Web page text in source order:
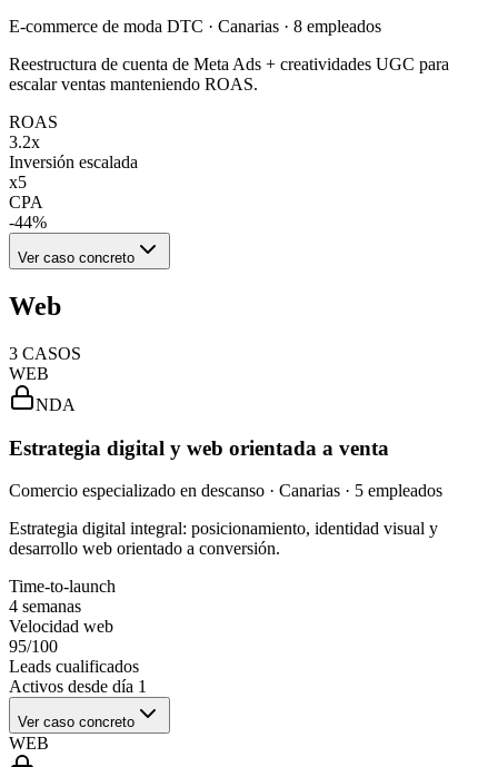
E-commerce de moda DTC · Canarias · 8 empleados
Reestructura de cuenta de Meta Ads + creatividades UGC para
escalar ventas manteniendo ROAS.
ROAS
3.2x
Inversión escalada
x5
CPA
-44%
Ver caso concreto
Web
3 CASOS
WEB
NDA
Estrategia digital y web orientada a venta
Comercio especializado en descanso · Canarias · 5 empleados
Estrategia digital integral: posicionamiento, identidad visual y
desarrollo web orientado a conversión.
Time-to-launch
4 semanas
Velocidad web
95/100
Leads cualificados
Activos desde día 1
Ver caso concreto
WEB